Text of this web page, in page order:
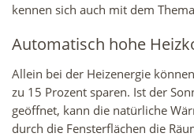
kennen sich auch mit dem
Automatisch hohe
Allein bei der Heizenergie
zu 15 Prozent sparen. Ist der
geöffnet, kann die natürliche
durch die Fensterflächen die